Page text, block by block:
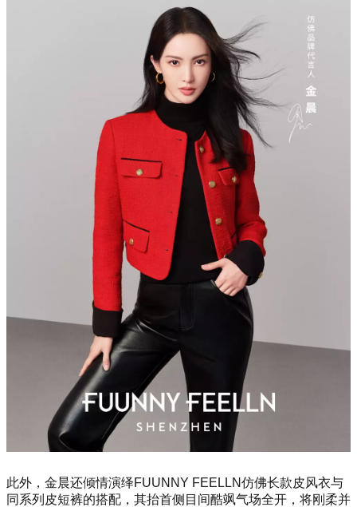
此外，金晨还倾情演绎FUUNNY FEELLN仿佛长款皮风衣与
同系列皮短裤的搭配，其抬首侧目间酷飒气场全开，将刚柔并